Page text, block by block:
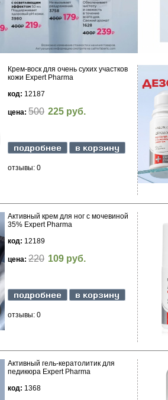
Крем-воск для очень сухих участков
кожи Expert Pharma
код: 12187
цена: 500 225 руб.
отзывы: 0
Активный крем для ног с мочевиной
35% Expert Pharma
код: 12189
цена: 220 109 руб.
отзывы: 0
Активный гель-кератолитик для
педикюра Expert Pharma
код: 1368